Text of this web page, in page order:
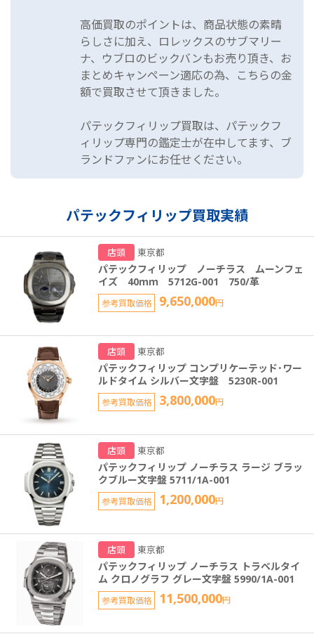
高価買取のポイントは、商品状態の素晴
らしさに加え、ロレックスのサブマリー
ナ、ウブロのビックバンもお売り頂き、お
まとめキャンペーン適応の為、こちらの金
額で買取させて頂きました。
パテックフィリップ買取は、パテックフ
ィリップ専門の鑑定士が在中してます、ブ
ランドファンにお任せください。
パテックフィリップ買取実績
店頭 東京都
パテックフィリップ ノーチラス ムーンフェ
イズ 40ｍｍ 5712G-001 750/革
参考買取価格 9,650,000円
店頭 東京都
パテックフィリップ コンプリケーテッド･ワー
ルドタイム シルバー文字盤 5230R-001
参考買取価格 3,800,000円
店頭 東京都
パテックフィリップ ノーチラス ラージ ブラッ
クブルー文字盤 5711/1A-001
参考買取価格 1,200,000円
店頭 東京都
パテックフィリップ ノーチラス トラベルタイ
ム クロノグラフ グレー文字盤 5990/1A-001
参考買取価格 11,500,000円